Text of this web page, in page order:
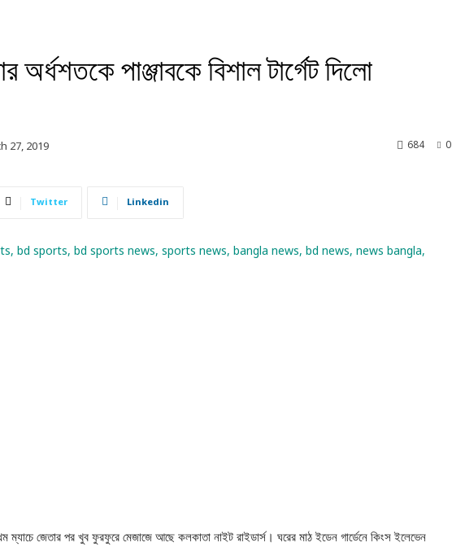
অর্ধশতকে পাঞ্জাবকে বিশাল টার্গেট দিলো
27, 2019 0
684
Twitter Linkedin
ম্যাচে জেতার পর খুব ফুরফুরে মেজাজে আছে কলকাতা নাইট রাইডার্স। ঘরের মাঠ ইডেন গার্ডেনে কিংস ইলেভেন